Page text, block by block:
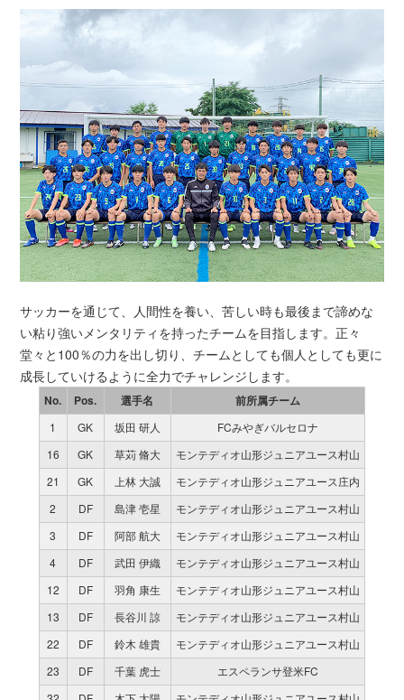
サッカーを通じて、人間性を養い、苦しい時も最後まで諦めな
い粘り強いメンタリティを持ったチームを目指します。正々
堂々と100％の力を出し切り、チームとしても個人としても更に
成長していけるように全力でチャレンジします。
No. Pos. 選手名 前所属チーム
1 GK 坂田 研人
FCみやぎバルセロナ
16
GK 草苅 脩大
モンテディオ山形ジュニアユース村山
21
GK 上林 大誠
モンテディオ山形ジュニアユース庄内
2
DF 島津 壱星
モンテディオ山形ジュニアユース村山
3
DF 阿部 航大
モンテディオ山形ジュニアユース村山
4
DF 武田 伊織
モンテディオ山形ジュニアユース村山
12
DF 羽角 康生
モンテディオ山形ジュニアユース村山
13
DF 長谷川 諒
モンテディオ山形ジュニアユース村山
22
DF 鈴木 雄貴
モンテディオ山形ジュニアユース村山
23
DF 千葉 虎士
エスペランサ登米FC